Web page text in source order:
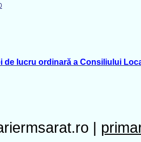
de lucru ordinară a Consiliului
|